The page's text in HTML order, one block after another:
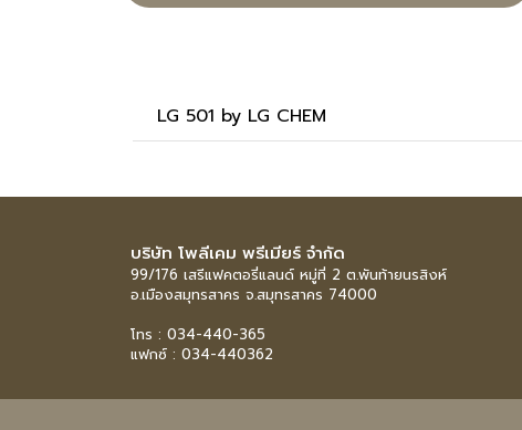
LG 501 by LG CHEM
บริษัท โพลีเคม พรีเมียร์ จำกัด
99/176 เสรีแฟคตอรี่แลนด์ หมู่ที่ 2 ต.พันท้ายนรสิงห์
อ.เมืองสมุทรสาคร จ.สมุทรสาคร 74000
โทร : 034-440-365
แฟกซ์ : 034-440362